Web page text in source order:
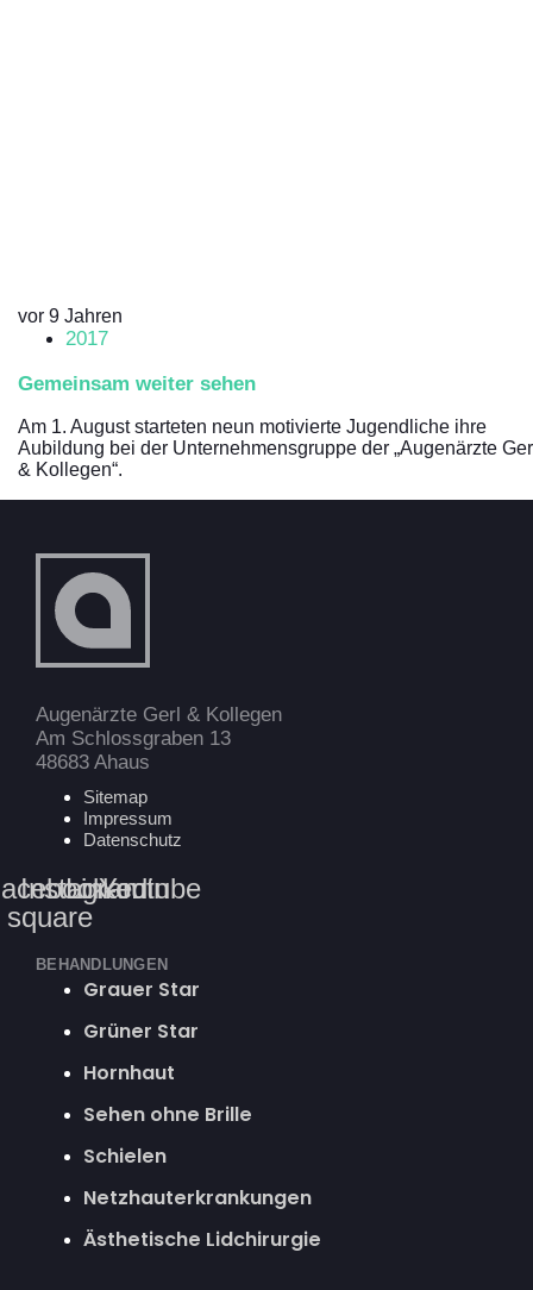
vor 9 Jahren
2017
Gemeinsam weiter sehen
Am 1. August starteten neun motivierte Jugendliche ihre
Aubildung bei der Unternehmensgruppe der „Augenärzte
& Kollegen“.
Augenärzte Gerl & Kollegen
Am Schlossgraben 13
48683 Ahaus
Sitemap
Impressum
Datenschutz
square
Instagram
Linkedin
Youtube
BEHANDLUNGEN
Grauer Star
Grüner Star
Hornhaut
Sehen ohne Brille
Schielen
Netzhauterkrankungen
Ästhetische Lidchirurgie